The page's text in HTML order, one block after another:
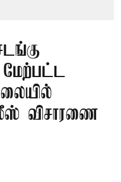
மேற்பட்ட
விசாரணை